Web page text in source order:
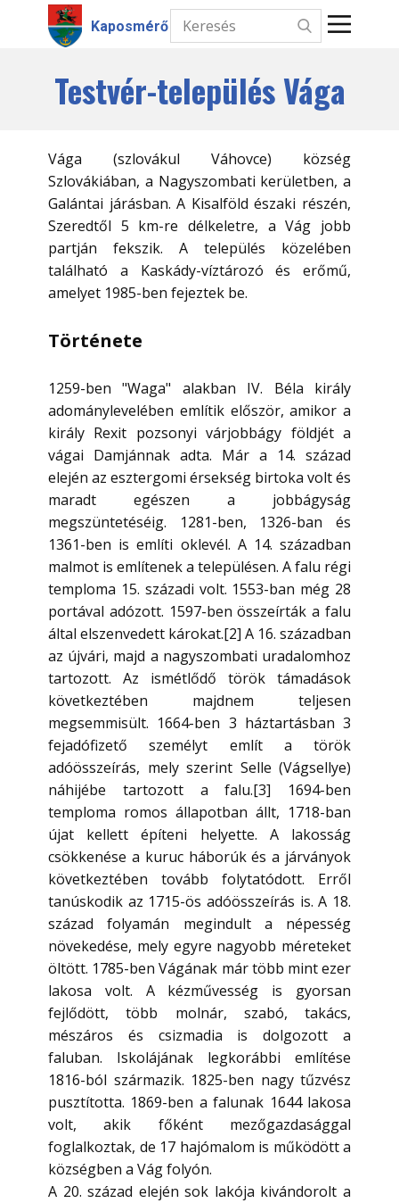
Kaposmérő
Kezdőlap
Intézmények
Információk
Választás
Kapcsolat
Testvér-település Vága
Vága (szlovákul Váhovce) község
Szlovákiában, a Nagyszombati kerületben, a
Galántai járásban. A Kisalföld északi részén,
Szeredtől 5 km-re délkeletre, a Vág jobb
partján fekszik. A település közelében
található a Kaskády-víztározó és erőmű,
amelyet 1985-ben fejeztek be.
Története
1259-ben "Waga" alakban IV. Béla király
adománylevelében említik először, amikor a
király Rexit pozsonyi várjobbágy földjét a
vágai Damjánnak adta. Már a 14. század
elején az esztergomi érsekség birtoka volt és
maradt egészen a jobbágyság
megszüntetéséig. 1281-ben, 1326-ban és
1361-ben is említi oklevél. A 14. században
malmot is említenek a településen. A falu régi
temploma 15. századi volt. 1553-ban még 28
portával adózott. 1597-ben összeírták a falu
által elszenvedett károkat.[2] A 16. században
az újvári, majd a nagyszombati uradalomhoz
tartozott. Az ismétlődő török támadások
következtében majdnem teljesen
megsemmisült. 1664-ben 3 háztartásban 3
fejadófizető személyt említ a török
adóösszeírás, mely szerint Selle (Vágsellye)
náhijébe tartozott a falu.[3] 1694-ben
temploma romos állapotban állt, 1718-ban
újat kellett építeni helyette. A lakosság
csökkenése a kuruc háborúk és a járványok
következtében tovább folytatódott. Erről
tanúskodik az 1715-ös adóösszeírás is. A 18.
század folyamán megindult a népesség
növekedése, mely egyre nagyobb méreteket
öltött. 1785-ben Vágának már több mint ezer
lakosa volt. A kézművesség is gyorsan
fejlődött, több molnár, szabó, takács,
mészáros és csizmadia is dolgozott a
faluban. Iskolájának legkorábbi említése
1816-ból származik. 1825-ben nagy tűzvész
pusztította. 1869-ben a falunak 1644 lakosa
volt, akik főként mezőgazdasággal
foglalkoztak, de 17 hajómalom is működött a
községben a Vág folyón.
A 20. század elején sok lakója kivándorolt a